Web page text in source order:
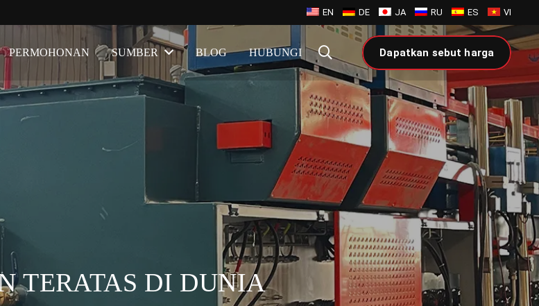
EN DE JA RU ES VI
PERMOHONAN SUMBER BLOG HUBUNGI Dapatkan sebut harga
TERATAS DI DUNIA